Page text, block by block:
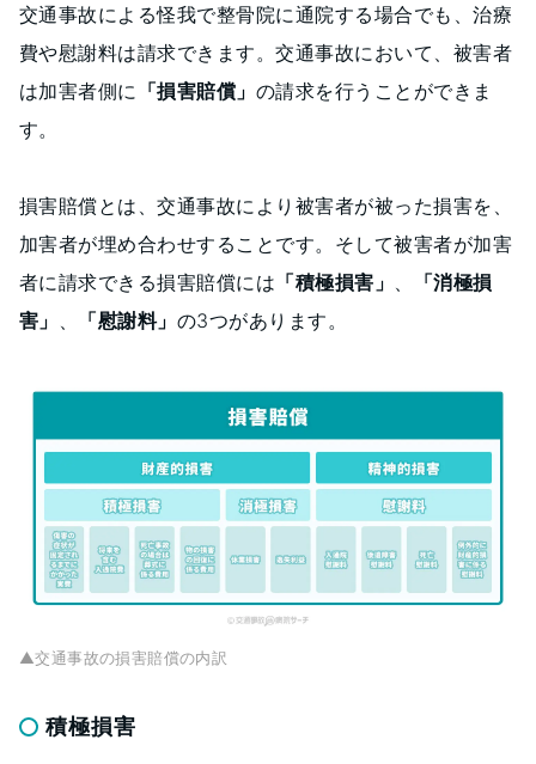
交通事故による怪我で整骨院に通院する場合でも、治療
費や慰謝料は請求できます。交通事故において、被害者
は加害者側に 「損害賠償」 の請求を行うことができま
す。
損害賠償とは、交通事故により被害者が被った損害を、
加害者が埋め合わせすることです。そして被害者が加害
者に請求できる損害賠償には 「積極損害」
「消極損
害」
「慰謝料」 の3つがあります。
▲交通事故の損害賠償の内訳
積極損害